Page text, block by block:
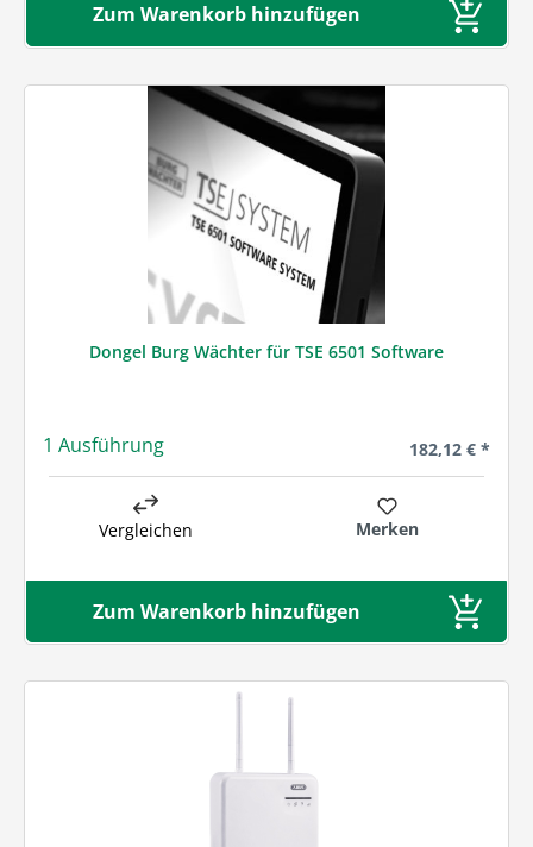
Zum Warenkorb hinzufügen
Dongel Burg Wächter für TSE 6501 Software
1 Ausführung Regulärer
182,12 € *
Vergleichen Merken
Zum Warenkorb hinzufügen